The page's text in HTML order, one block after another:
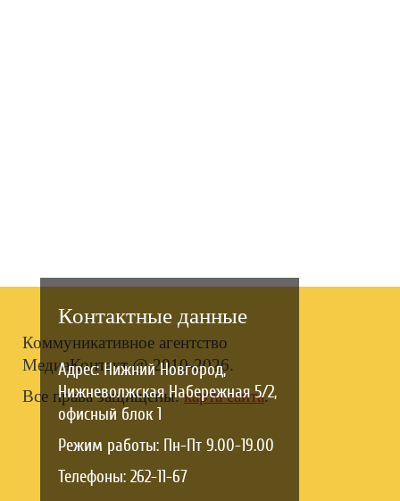
Контактные данные
Адрес: Нижний Новгород,
Нижневолжская Набережная 5/2,
офисный блок 1
Режим работы: Пн-Пт 9.00-19.00
Телефоны: 262-11-67
Коммуникативное агентство
МедиаКонтакт @ 2010-2026.
Все права защищены.карта сайта.